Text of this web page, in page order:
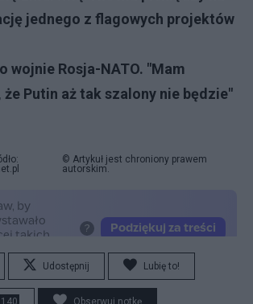
jednego z flagowych projektów
wojnie Rosja-NATO. "Mam
że Putin aż tak szalony nie będzie"
© Artykuł jest chroniony prawem
autorskim.
Udostępnij Lubię to!
140 Obserwuj notkę